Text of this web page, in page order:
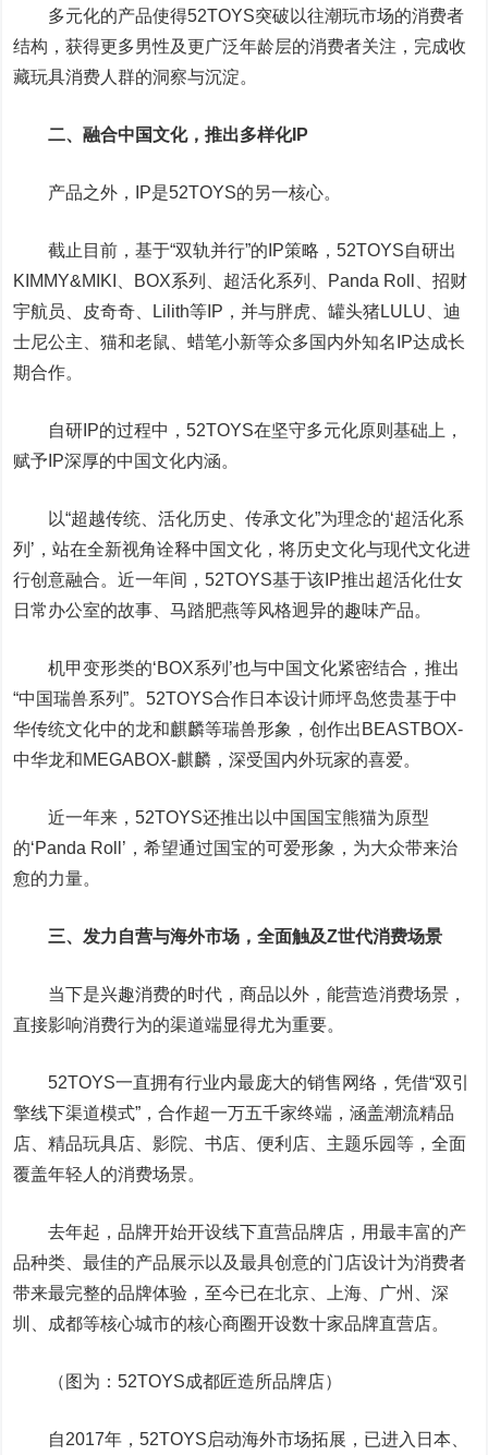
多元化的产品使得52TOYS突破以往潮玩市场的消费者
结构，获得更多男性及更广泛年龄层的消费者关注，完成收
藏玩具消费人群的洞察与沉淀。
二、融合中国文化，推出多样化IP
产品之外，IP是52TOYS的另一核心。
截止目前，基于“双轨并行”的IP策略，52TOYS自研出
KIMMY&MIKI、BOX系列、超活化系列、Panda Roll、招财
宇航员、皮奇奇、Lilith等IP，并与胖虎、罐头猪LULU、迪
士尼公主、猫和老鼠、蜡笔小新等众多国内外知名IP达成长
期合作。
自研IP的过程中，52TOYS在坚守多元化原则基础上，
赋予IP深厚的中国文化内涵。
以“超越传统、活化历史、传承文化”为理念的‘超活化系
列’，站在全新视角诠释中国文化，将历史文化与现代文化进
行创意融合。近一年间，52TOYS基于该IP推出超活化仕女
日常办公室的故事、马踏肥燕等风格迥异的趣味产品。
机甲变形类的‘BOX系列’也与中国文化紧密结合，推出
“中国瑞兽系列”。52TOYS合作日本设计师坪岛悠贵基于中
华传统文化中的龙和麒麟等瑞兽形象，创作出BEASTBOX-
中华龙和MEGABOX-麒麟，深受国内外玩家的喜爱。
近一年来，52TOYS还推出以中国国宝熊猫为原型
的‘Panda Roll’，希望通过国宝的可爱形象，为大众带来治
愈的力量。
三、发力自营与海外市场，全面触及Z世代消费场景
当下是兴趣消费的时代，商品以外，能营造消费场景，
直接影响消费行为的渠道端显得尤为重要。
52TOYS一直拥有行业内最庞大的销售网络，凭借“双引
擎线下渠道模式”，合作超一万五千家终端，涵盖潮流精品
店、精品玩具店、影院、书店、便利店、主题乐园等，全面
覆盖年轻人的消费场景。
去年起，品牌开始开设线下直营品牌店，用最丰富的产
品种类、最佳的产品展示以及最具创意的门店设计为消费者
带来最完整的品牌体验，至今已在北京、上海、广州、深
圳、成都等核心城市的核心商圈开设数十家品牌直营店。
（图为：52TOYS成都匠造所品牌店）
自2017年，52TOYS启动海外市场拓展，已进入日本、